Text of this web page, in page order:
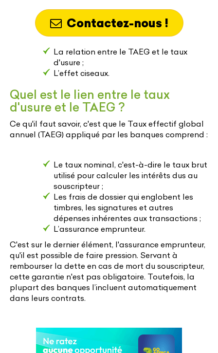
Contactez-nous !
La relation entre le TAEG et le taux
d'usure ;
L’effet ciseaux.
Quel est le lien entre le taux
d'usure et le TAEG ?
Ce qu'il faut savoir, c'est que le Taux effectif global
annuel (TAEG) appliqué par les banques comprend :
Le taux nominal, c'est-à-dire le taux brut
utilisé pour calculer les intérêts dus au
souscripteur ;
Les frais de dossier qui englobent les
timbres, les signatures et autres
dépenses inhérentes aux transactions ;
L’assurance emprunteur.
C'est sur le dernier élément, l'assurance emprunteur,
qu'il est possible de faire pression. Servant à
rembourser la dette en cas de mort du souscripteur,
cette garantie n'est pas obligatoire. Toutefois, la
plupart des banques l’incluent automatiquement
dans leurs contrats.